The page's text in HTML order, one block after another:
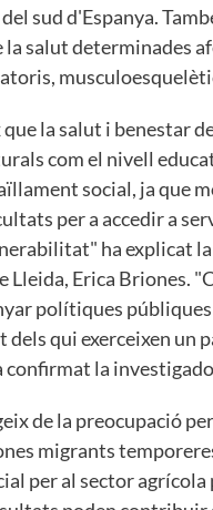
sud d'Espanya.
salut determinades
la salut i benestar
com el nivell
social, ja que
per a accedir a
ha explicat
Lleida, Erica Briones.
polítiques
qui exerceixen un
la
de la preocupació
migrants
per al sector